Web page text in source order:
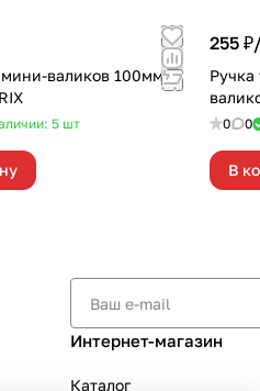
мини-валиков 100мм
5 шт
255 ₽/
Ручка
0 0
В
Интернет-магазин
Каталог